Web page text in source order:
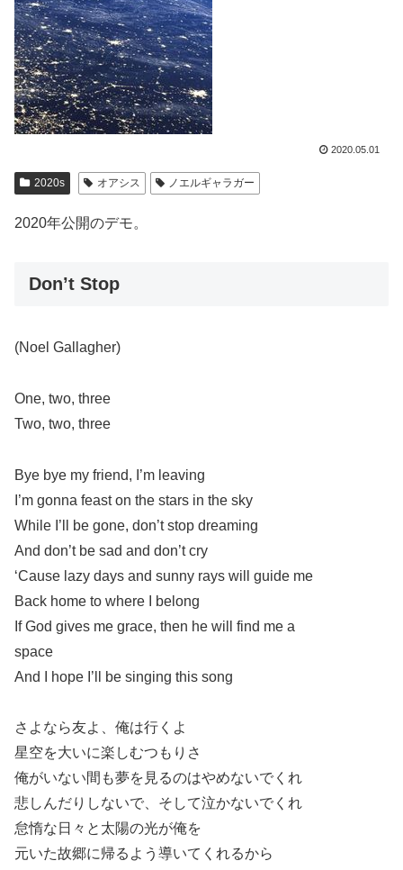
2020.05.01
2020s オアシス ノエルギャラガー
2020年公開のデモ。
Don’t Stop
(Noel Gallagher)
One, two, three
Two, two, three
Bye bye my friend, I’m leaving
I’m gonna feast on the stars in the sky
While I’ll be gone, don’t stop dreaming
And don’t be sad and don’t cry
‘Cause lazy days and sunny rays will guide me
Back home to where I belong
If God gives me grace, then he will find me a
space
And I hope I’ll be singing this song
さよなら友よ、俺は行くよ
星空を大いに楽しむつもりさ
俺がいない間も夢を見るのはやめないでくれ
悲しんだりしないで、そして泣かないでくれ
怠惰な日々と太陽の光が俺を
元いた故郷に帰るよう導いてくれるから